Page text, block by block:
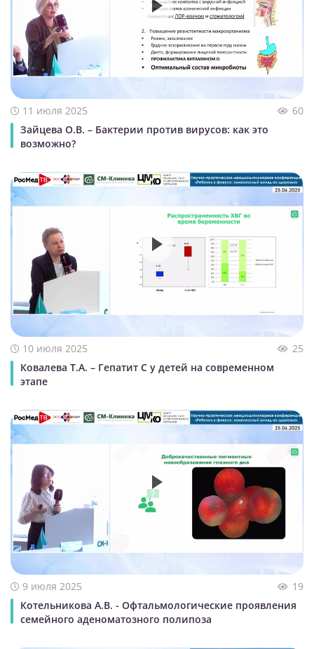
11 июля 2025
60
Зайцева О.В. – Бактерии против вирусов: как это
возможно?
10 июля 2025
25
Ковалева Т.А. – Гепатит С у детей на современном
этапе
9 июля 2025
19
Котельникова А.В. - Офтальмологические проявления
семейного аденоматозного полипоза